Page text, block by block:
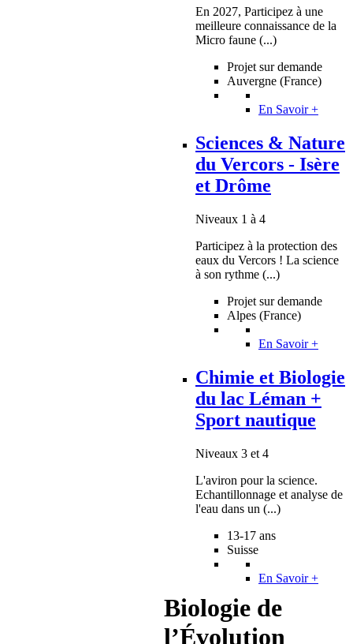
En 2027, Participez à une
meilleure connaissance de la
Micro faune (...)
Projet sur demande
Auvergne (France)
En Savoir +
Sciences & Nature
du Vercors - Isère
et Drôme
Niveaux 1 à 4
Participez à la protection des
eaux du Vercors ! La science
à son rythme (...)
Projet sur demande
Alpes (France)
En Savoir +
Chimie et Biologie
du lac Léman +
Sport nautique
Niveaux 3 et 4
L'aviron pour la science.
Echantillonnage et analyse de
l'eau dans un (...)
13-17 ans
Suisse
En Savoir +
Biologie de
l’Évolution